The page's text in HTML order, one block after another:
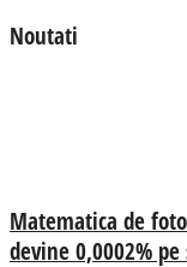
Noutati
Matematica de
devine 0,0002%